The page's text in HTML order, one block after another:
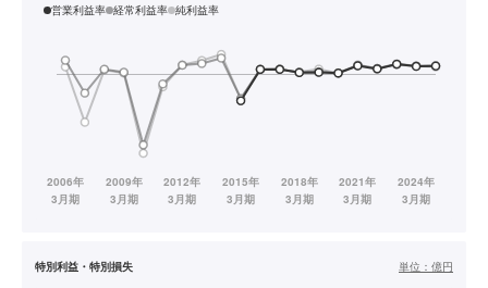
営業利益率 経常利益率 純利益率
特別利益・特別損失 単位： 億円